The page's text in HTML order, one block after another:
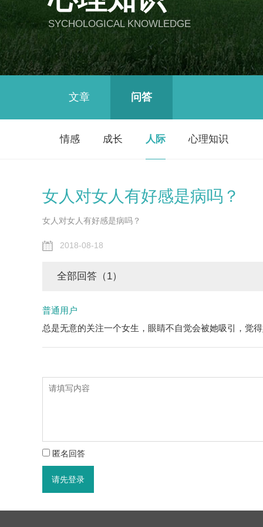
SYCHOLOGICAL KNOWLEDGE
文章 问答
情感 成长 人际 心理知识
女人对女人有好感是病吗？
女人对女人有好感是病吗？
2018-08-18
全部回答（1）
普通用户
总是无意的关注一个女生，眼睛不自觉会被她吸引，觉
匿名回答
请先登录